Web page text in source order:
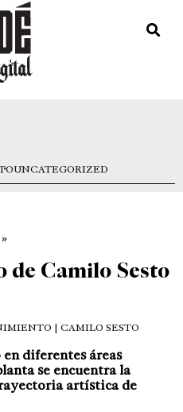
UNCATEGORIZED
»
de Camilo Sesto
| CAMILO SESTO
diferentes áreas
se encuentra la
artística de